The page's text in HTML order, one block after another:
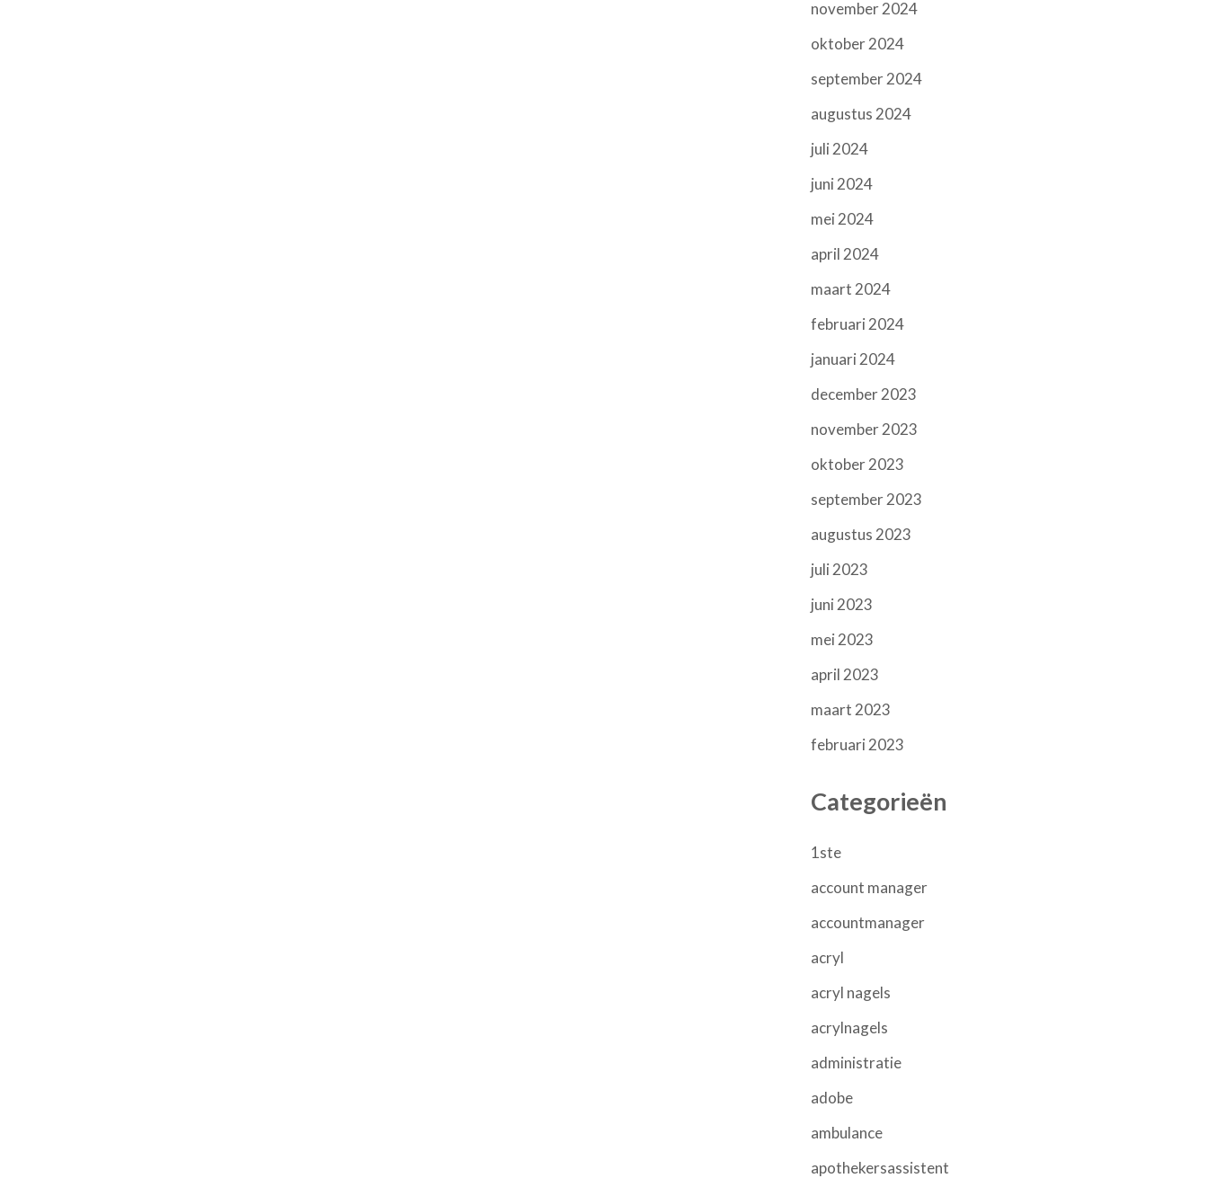
november 2024
oktober 2024
september 2024
augustus 2024
juli 2024
juni 2024
mei 2024
april 2024
maart 2024
februari 2024
januari 2024
december 2023
november 2023
oktober 2023
september 2023
augustus 2023
juli 2023
juni 2023
mei 2023
april 2023
maart 2023
februari 2023
Categorieën
1ste
account manager
accountmanager
acryl
acryl nagels
acrylnagels
administratie
adobe
ambulance
apothekersassistent